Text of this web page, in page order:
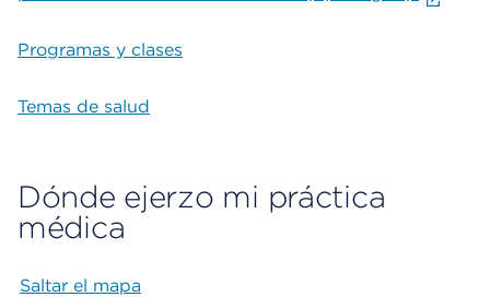
Programas y clases
Temas de salud
Dónde ejerzo mi práctica
médica
Saltar el mapa